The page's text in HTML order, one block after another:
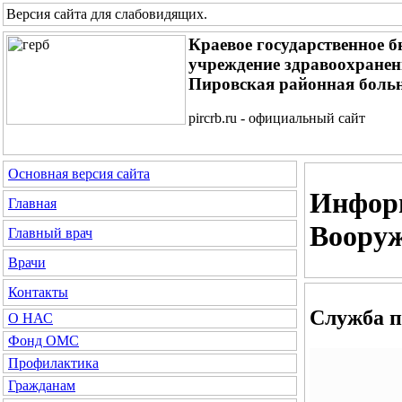
Версия сайта для слабовидящих.
Краевое государственное
учреждение
Пировская районная
pircrb.ru - официальный сайт
Основная версия сайта
Главная
Главный врач
Врачи
Контакты
О НАС
Фонд ОМС
Профилактика
Гражданам
Служба